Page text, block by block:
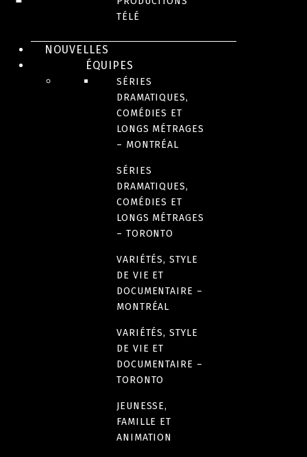
TÉLÉ
NOUVELLES
ÉQUIPES
SÉRIES
DRAMATIQUES,
COMÉDIES ET
LONGS MÉTRAGES
– MONTRÉAL
SÉRIES
DRAMATIQUES,
COMÉDIES ET
LONGS MÉTRAGES
– TORONTO
VARIÉTÉS, STYLE
DE VIE ET
DOCUMENTAIRE –
MONTRÉAL
VARIÉTÉS, STYLE
DE VIE ET
DOCUMENTAIRE –
TORONTO
JEUNESSE,
FAMILLE ET
ANIMATION
LANGUE(S) ORIGINALE(S)
Anglais
AUTRE(S) VERSION(S) DISPONIBLE(S)
EN IMAGES